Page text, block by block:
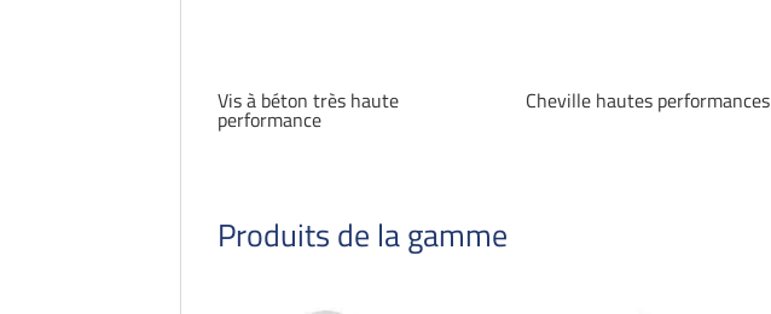
Vis à béton très haute
performance
Cheville hautes performances
Produits de la gamme